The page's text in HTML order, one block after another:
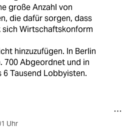
große Anzahl von
die dafür sorgen, dass
sich Wirtschaftskonform
hinzuzufügen. In Berlin
700 Abgeordnet und in
6 Tausend Lobbyisten.
Uhr